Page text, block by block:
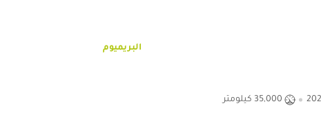
البريميوم
35,000 كيلومتر